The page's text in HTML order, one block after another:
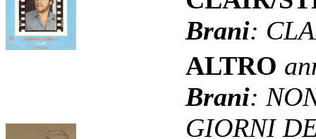
Brani:
ALTRO
Brani:
GIORNI